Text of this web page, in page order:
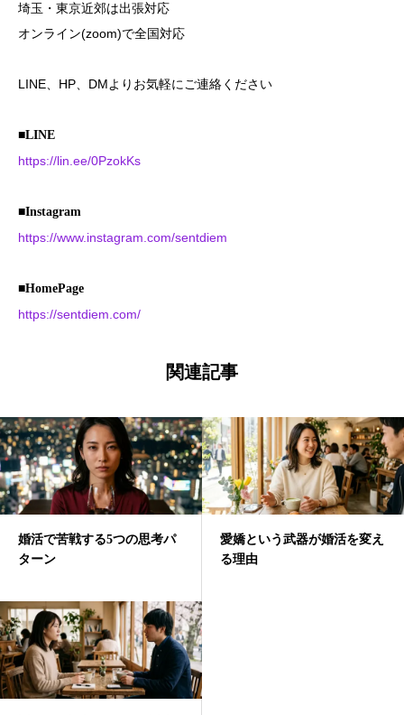
埼玉・東京近郊は出張対応
オンライン(zoom)で全国対応
LINE、HP、DMよりお気軽にご連絡ください
■LINE
https://lin.ee/0PzokKs
■Instagram
https://www.instagram.com/sentdiem
■HomePage
https://sentdiem.com/
関連記事
婚活で苦戦する5つの思考パ
ターン
愛嬌という武器が婚活を変え
る理由